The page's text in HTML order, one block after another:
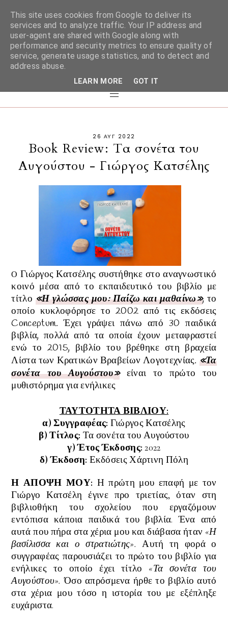
26 ΑΥΓ 2022
Book Review: Τα σονέτα του
Αυγούστου - Γιώργος Κατσέλης
Ο Γιώργος Κατσέληςσυστήθηκε στο αναγνωστικό
κοινό μέσα από το εκπαιδευτικό του βιβλίο με
τίτλο «Η γλώσσας μου: Παίζω και μαθαίνω», το
οποίο κυκλοφόρησε το 2002 από τις εκδόσεις
Conceptum. Έχει γράψει πάνω από 30 παιδικά
βιβλία, πολλά από τα οποία έχουν μεταφραστεί
ενώ το 2015, βιβλίο του βρέθηκε στη βραχεία
Λίστα των Κρατικών Βραβείων Λογοτεχνίας. «Τα
σονέτα του Αυγούστου» είναι το πρώτο του
μυθιστόρημα για ενήλικες
ΤΑΥΤΟΤΗΤΑ ΒΙΒΛΙΟΥ:
α) Συγγραφέας: Γιώργος Κατσέλης
β) Τίτλος: Τα σονέτα του Αυγούστου
γ) Έτος Έκδοσης: 2022
δ) Έκδοση: ΕκδόσειςΧάρτινη Πόλη
Η ΑΠΟΨΗ ΜΟΥ: Η πρώτη μου επαφή με τον
Γιώργο Κατσέλη έγινε προ τριετίας, όταν στη
βιβλιοθήκη του σχολείου που εργαζόμουν
εντόπισα κάποια παιδικά του βιβλία. Ένα από
αυτά που πήρα στα χέρια μου και διάβασα ήταν «Η
βασίλισσα και ο στρατιώτης».Αυτή τη φορά ο
συγγραφέας παρουσιάζει το πρώτο του βιβλίο για
ενήλικες το οποίο έχει τίτλο «Τα σονέτα του
Αυγούστου».Όσο απρόσμενα ήρθε το βιβλίο αυτό
στα χέρια μου τόσο η ιστορία του με εξέπληξε
ευχάριστα.
This site uses cookies from Google to deliver its
services and to analyze traffic. Your IP address and
user-agent are shared with Google along with
performance and security metrics to ensure quality of
service, generate usage statistics, and to detect and
address abuse.
LEARN MORE GOT IT